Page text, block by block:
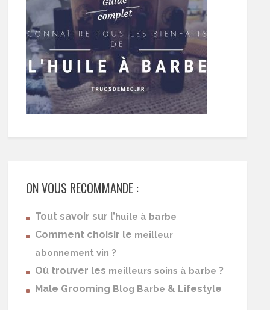
ON VOUS RECOMMANDE :
Tout savoir sur l’ huile à barbe
Comment choisir le meilleur
abonnement vin ?
Où trouver les meilleurs soins à barbe ?
Male Grooming Blog Barbe & Lifestyle